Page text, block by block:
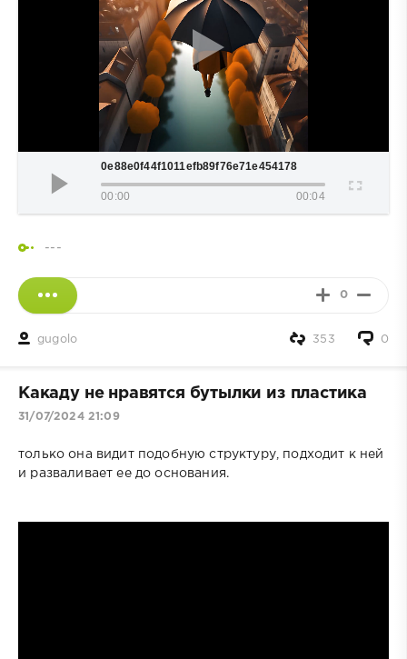
0e88e0f44f1011efb89f76e71e454178
00:00 00:04
---
0
gugolo 0
353
Какаду не нравятся бутылки из пластика
31/07/2024 21:09
только она видит подобную структуру, подходит к ней
и разваливает ее до основания.